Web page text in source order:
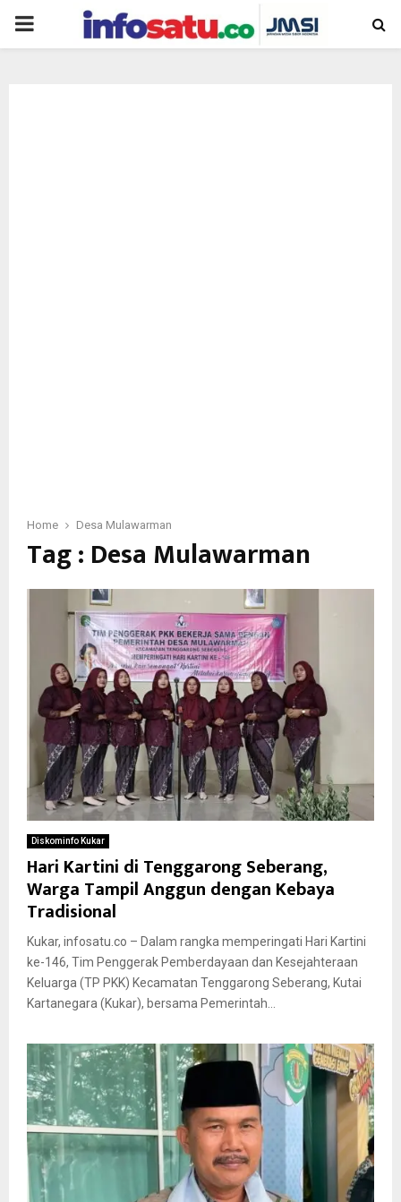
PRIMARY
Home Desa Mulawarman
Tag : Desa Mulawarman
Diskominfo Kukar
Hari Kartini di Tenggarong Seberang,
Warga Tampil Anggun dengan Kebaya
Tradisional
Kukar, infosatu.co – Dalam rangka memperingati Hari Kartini
ke-146, Tim Penggerak Pemberdayaan dan Kesejahteraan
Keluarga (TP PKK) Kecamatan Tenggarong Seberang, Kutai
Kartanegara (Kukar), bersama Pemerintah...